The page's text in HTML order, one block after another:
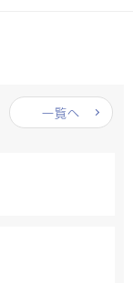
一覧へ